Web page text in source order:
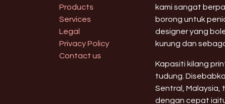
Products
Services
Legal
Privacy Policy
Contact us
kami sangat
borong untuk
designer yang
kurung dan
Kapasiti kilang
tudung.
Sentral, Malaysia,
dengan cepat